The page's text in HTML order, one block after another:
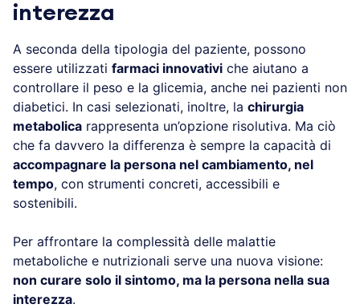
interezza
A seconda della tipologia del paziente, possono
essere utilizzati farmaci innovativi che aiutano a
controllare il peso e la glicemia, anche nei pazienti non
diabetici. In casi selezionati, inoltre, la chirurgia
metabolica rappresenta un’opzione risolutiva. Ma ciò
che fa davvero la differenza è sempre la capacità di
accompagnare la persona nel cambiamento, nel
tempo, con strumenti concreti, accessibili e
sostenibili.
Per affrontare la complessità delle malattie
metaboliche e nutrizionali serve una nuova visione:
non curare solo il sintomo, ma la persona nella sua
interezza.